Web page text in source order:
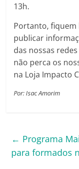
13h.
Portanto, fiquem
publicar
das nossas
não perca os
na Loja Impacto
Por: Isac Amorim
← Programa
para formados